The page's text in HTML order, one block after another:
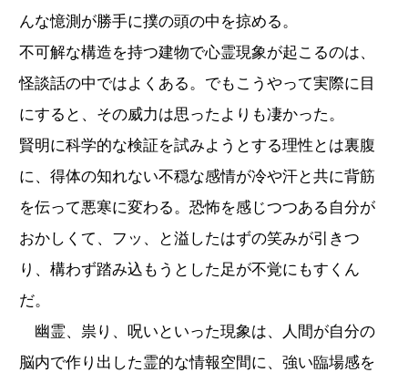
んな憶測が勝手に撲の頭の中を掠める。
不可解な構造を持つ建物で心霊現象が起こるのは、
怪談話の中ではよくある。でもこうやって実際に目
にすると、その威力は思ったよりも凄かった。
賢明に科学的な検証を試みようとする理性とは裏腹
に、得体の知れない不穏な感情が冷や汗と共に背筋
を伝って悪寒に変わる。恐怖を感じつつある自分が
おかしくて、フッ、と溢したはずの笑みが引きつ
り、構わず踏み込もうとした足が不覚にもすくん
だ。
幽霊、祟り、呪いといった現象は、人間が自分の
脳内で作り出した霊的な情報空間に、強い臨場感を